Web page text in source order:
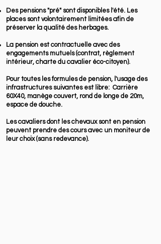
Des pensions "pré" sont disponibles l'été. Les
places sont volontairement limitées afin de
préserver la qualité des herbages.
La pension est contractuelle avec des
engagements mutuels (contrat, règlement
intérieur, charte du cavalier éco-citoyen).
Pour toutes les formules de pension, l'usage des
infrastructures suivantes est libre: Carrière
60X40, manège couvert, rond de longe de 20m,
espace de douche.
Les cavaliers dont les chevaux sont en pension
peuvent prendre des cours avec un moniteur de
leur choix (sans redevance).